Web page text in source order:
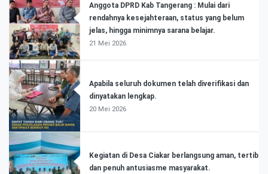
Anggota DPRD Kab Tangerang : Mulai dari
rendahnya kesejahteraan, status yang belum
jelas, hingga minimnya sarana belajar.
21 Mei 2026
Apabila seluruh dokumen telah diverifikasi dan
dinyatakan lengkap.
20 Mei 2026
Kegiatan di Desa Ciakar berlangsung aman, tertib
dan penuh antusiasme masyarakat.